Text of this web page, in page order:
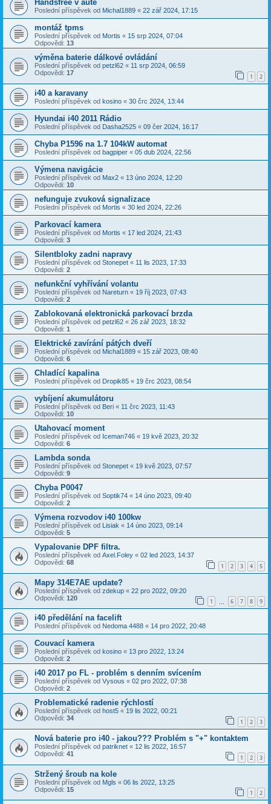
Handsfree v autě
Poslední příspěvek od Michal1889 « 22 zář 2024, 17:15
montáž tpms
Poslední příspěvek od Mortis « 15 srp 2024, 07:04
Odpovědi: 13
výměna baterie dálkové ovládání
Poslední příspěvek od petzl62 « 11 srp 2024, 06:59
Odpovědi: 17 1 2
i40 a karavany
Poslední příspěvek od kosino « 30 črc 2024, 13:44
Hyundai i40 2011 Rádio
Poslední příspěvek od Dasha2525 « 09 čer 2024, 16:17
Chyba P1596 na 1.7 104kW automat
Poslední příspěvek od bagpiper « 05 dub 2024, 22:56
Výmena navigácie
Poslední příspěvek od Max2 « 13 úno 2024, 12:20
Odpovědi: 10
nefunguje zvuková signalizace
Poslední příspěvek od Mortis « 30 led 2024, 22:26
Parkovací kamera
Poslední příspěvek od Mortis « 17 led 2024, 21:43
Odpovědi: 3
Silentbloky zadni napravy
Poslední příspěvek od Stonepet « 11 lis 2023, 17:33
Odpovědi: 2
nefunkční vyhřívání volantu
Poslední příspěvek od Nareturn « 19 říj 2023, 07:43
Odpovědi: 2
Zablokovaná elektronická parkovací brzda
Poslední příspěvek od petzl62 « 26 zář 2023, 18:32
Odpovědi: 1
Elektrické zavírání pátých dveří
Poslední příspěvek od Michal1889 « 15 zář 2023, 08:40
Odpovědi: 6
Chladící kapalina
Poslední příspěvek od Dropik85 « 19 črc 2023, 08:54
vybíjení akumulátoru
Poslední příspěvek od Beri « 11 črc 2023, 11:43
Odpovědi: 10
Utahovací moment
Poslední příspěvek od Iceman746 « 19 kvě 2023, 20:32
Odpovědi: 6
Lambda sonda
Poslední příspěvek od Stonepet « 19 kvě 2023, 07:57
Odpovědi: 9
Chyba P0047
Poslední příspěvek od Soptik74 « 14 úno 2023, 09:40
Odpovědi: 2
Výmena rozvodov i40 100kw
Poslední příspěvek od Lisiak « 14 úno 2023, 09:14
Odpovědi: 5
Vypalovanie DPF filtra.
Poslední příspěvek od Axel.Foley « 02 led 2023, 14:37
Odpovědi: 68 1 2 3 4 5
Mapy 314E7AE update?
Poslední příspěvek od zdekup « 22 pro 2022, 09:20
Odpovědi: 120 1 6 7 8 9
i40 předělání na facelift
Poslední příspěvek od Nedoma 4488 « 14 pro 2022, 20:48
Couvací kamera
Poslední příspěvek od kosino « 13 pro 2022, 13:24
Odpovědi: 2
i40 2017 po FL - problém s denním svícením
Poslední příspěvek od Vysous « 02 pro 2022, 07:38
Odpovědi: 2
Problematické radenie rýchlostí
Poslední příspěvek od host5 « 19 lis 2022, 00:21
Odpovědi: 34 1 2 3
Nová baterie pro i40 - jakou??? Problém s "+" kontaktem
Poslední příspěvek od patriknet « 12 lis 2022, 16:57
Odpovědi: 41 1 2 3
Stržený šroub na kole
Poslední příspěvek od Mgls « 06 lis 2022, 13:25
Odpovědi: 15 1 2